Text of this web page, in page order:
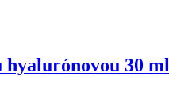
30 ml